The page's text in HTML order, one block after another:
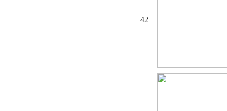
42